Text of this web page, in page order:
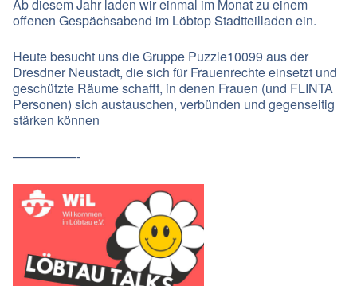
Ab diesem Jahr laden wir einmal im Monat zu einem
offenen Gespächsabend im Löbtop Stadtteilladen ein.
Heute besucht uns die Gruppe Puzzle10099 aus der
Dresdner Neustadt, die sich für Frauenrechte einsetzt und
geschützte Räume schafft, in denen Frauen (und FLINTA
Personen) sich austauschen, verbünden und gegenseitig
stärken können
—————-